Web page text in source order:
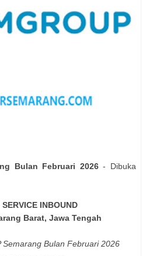
Bulan Februari 2026- Dibuka
INBOUND
Barat, Jawa Tengah
Semarang Bulan Februari 2026